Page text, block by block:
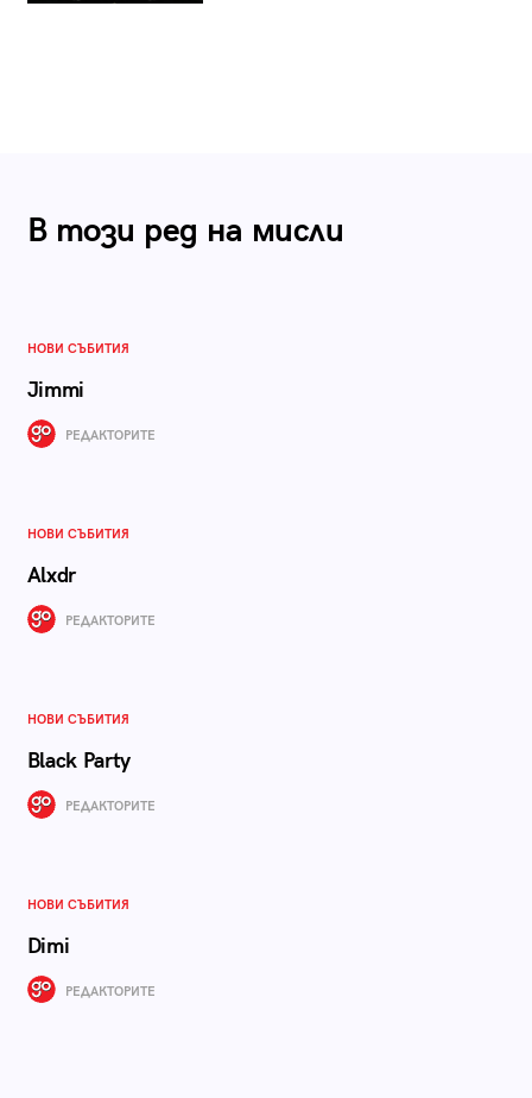
В този ред на мисли
НОВИ СЪБИТИЯ
Jimmi
РЕДАКТОРИТЕ
НОВИ СЪБИТИЯ
Alxdr
РЕДАКТОРИТЕ
НОВИ СЪБИТИЯ
Black Party
РЕДАКТОРИТЕ
НОВИ СЪБИТИЯ
Dimi
РЕДАКТОРИТЕ